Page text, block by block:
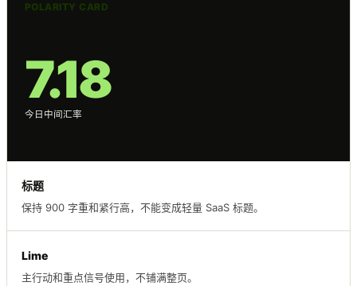
POLARITY CARD
7.18
今日中间汇率
标题
保持 900 字重和紧行高，不能变成轻量 SaaS 标题。
Lime
主行动和重点信号使用，不铺满整页。